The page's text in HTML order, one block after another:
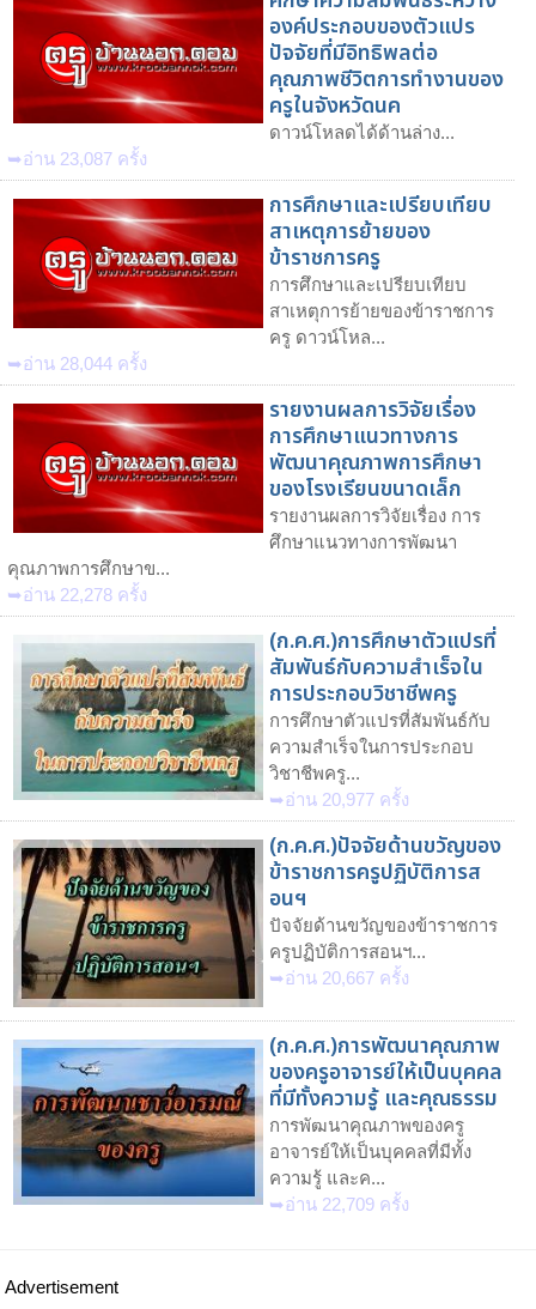
องค์ประกอบของตัวแปร
ปัจจัยที่มีอิทธิพลต่อ
คุณภาพชีวิตการทำงานของ
ครูในจังหวัดนค
ดาวน์โหลดได้ด้านล่าง...
➥อ่าน 23,087 ครั้ง
การศึกษาและเปรียบเทียบ
สาเหตุการย้ายของ
ข้าราชการครู
การศึกษาและเปรียบเทียบ
สาเหตุการย้ายของข้าราชการ
ครู ดาวน์โหล...
➥อ่าน 28,044 ครั้ง
รายงานผลการวิจัยเรื่อง
การศึกษาแนวทางการ
พัฒนาคุณภาพการศึกษา
ของโรงเรียนขนาดเล็ก
รายงานผลการวิจัยเรื่อง การ
ศึกษาแนวทางการพัฒนา
คุณภาพการศึกษาข...
➥อ่าน 22,278 ครั้ง
(ก.ค.ศ.)การศึกษาตัวแปรที่
สัมพันธ์กับความสำเร็จใน
การประกอบวิชาชีพครู
การศึกษาตัวแปรที่สัมพันธ์กับ
ความสำเร็จในการประกอบ
วิชาชีพครู...
➥อ่าน 20,977 ครั้ง
(ก.ค.ศ.)ปัจจัยด้านขวัญของ
ข้าราชการครูปฏิบัติการส
อนฯ
ปัจจัยด้านขวัญของข้าราชการ
ครูปฏิบัติการสอนฯ...
➥อ่าน 20,667 ครั้ง
(ก.ค.ศ.)การพัฒนาคุณภาพ
ของครูอาจารย์ให้เป็นบุคคล
ที่มีทั้งความรู้ และคุณธรรม
การพัฒนาคุณภาพของครู
อาจารย์ให้เป็นบุคคลที่มีทั้ง
ความรู้ และค...
➥อ่าน 22,709 ครั้ง
Advertisement